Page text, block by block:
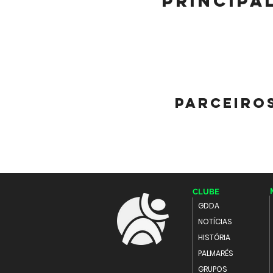
GDDA
NOTÍCIAS
HISTÓRIA
PALMARÉS
GRUPOS
CLUBE